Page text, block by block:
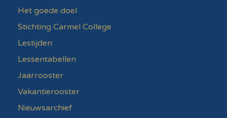
Het goede doel
Stichting Carmel College
Lestijden
Lessentabellen
Jaarrooster
Vakantierooster
Nieuwsarchief